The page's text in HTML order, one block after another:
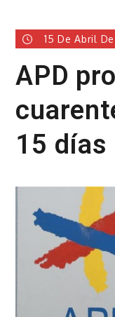
15 De Abril
APD
15 días